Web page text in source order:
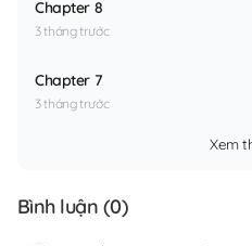
Chapter 8
3 tháng trước
Chapter 7
3 tháng trước
Xem
Bình luận (0)